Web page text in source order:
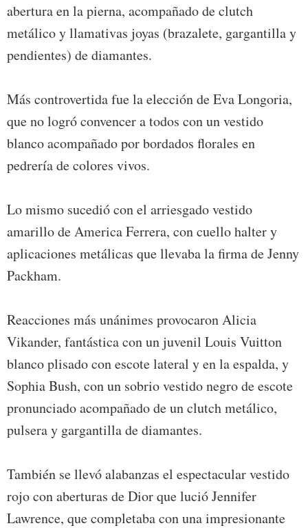
abertura en la pierna, acompañado de clutch
metálico y llamativas joyas (brazalete, gargantilla y
pendientes) de diamantes.
Más controvertida fue la elección de Eva Longoria,
que no logró convencer a todos con un vestido
blanco acompañado por bordados florales en
pedrería de colores vivos.
Lo mismo sucedió con el arriesgado vestido
amarillo de America Ferrera, con cuello halter y
aplicaciones metálicas que llevaba la firma de Jenny
Packham.
Reacciones más unánimes provocaron Alicia
Vikander, fantástica con un juvenil Louis Vuitton
blanco plisado con escote lateral y en la espalda, y
Sophia Bush, con un sobrio vestido negro de escote
pronunciado acompañado de un clutch metálico,
pulsera y gargantilla de diamantes.
También se llevó alabanzas el espectacular vestido
rojo con aberturas de Dior que lució Jennifer
Lawrence, que completaba con una impresionante